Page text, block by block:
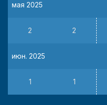
мая 2025
2 2
июн. 2025
1 1